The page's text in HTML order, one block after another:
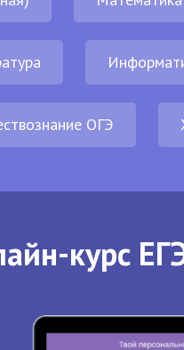
ОГЭ
курс